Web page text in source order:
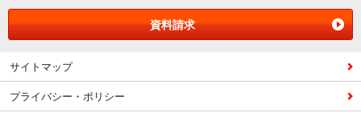
資料請求
サイトマップ
プライバシー・ポリシー